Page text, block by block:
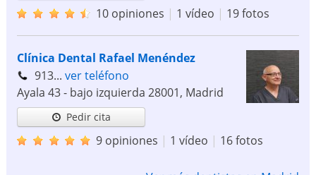
10 opiniones | 1 vídeo | 19 fotos
Clínica Dental Rafael Menéndez
913... ver teléfono
Ayala 43 - bajo izquierda 28001, Madrid
Pedir cita
9 opiniones | 1 vídeo | 16 fotos